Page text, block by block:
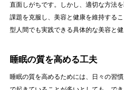
直面しがちです。しかし、適切な方法
課題を克服し、美容と健康を維持する
型人間でも実践できる具体的な美容と健
睡眠の質を高める工夫
睡眠の質を高めるためには、日々の習